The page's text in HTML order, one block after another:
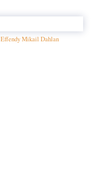
Effendy Mikail Dahlan